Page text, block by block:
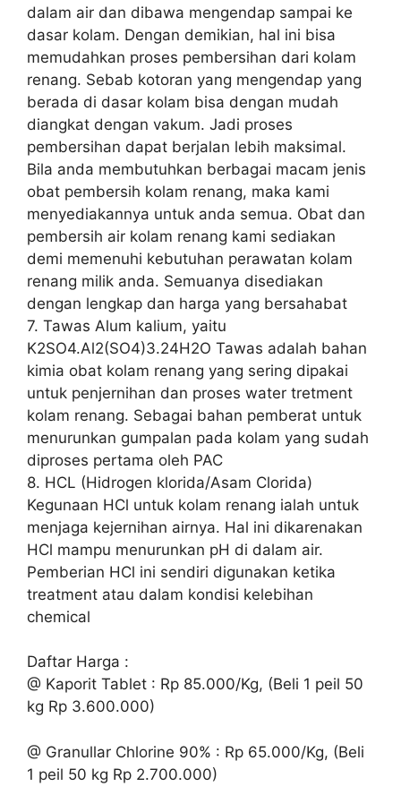
dalam air dan dibawa mengendap sampai ke
dasar kolam. Dengan demikian, hal ini bisa
memudahkan proses pembersihan dari kolam
renang. Sebab kotoran yang mengendap yang
berada di dasar kolam bisa dengan mudah
diangkat dengan vakum. Jadi proses
pembersihan dapat berjalan lebih maksimal.
Bila anda membutuhkan berbagai macam jenis
obat pembersih kolam renang, maka kami
menyediakannya untuk anda semua. Obat dan
pembersih air kolam renang kami sediakan
demi memenuhi kebutuhan perawatan kolam
renang milik anda. Semuanya disediakan
dengan lengkap dan harga yang bersahabat
7. Tawas Alum kalium, yaitu
K2SO4.Al2(SO4)3.24H2O Tawas adalah bahan
kimia obat kolam renang yang sering dipakai
untuk penjernihan dan proses water tretment
kolam renang. Sebagai bahan pemberat untuk
menurunkan gumpalan pada kolam yang sudah
diproses pertama oleh PAC
8. HCL (Hidrogen klorida/Asam Clorida)
Kegunaan HCl untuk kolam renang ialah untuk
menjaga kejernihan airnya. Hal ini dikarenakan
HCl mampu menurunkan pH di dalam air.
Pemberian HCl ini sendiri digunakan ketika
treatment atau dalam kondisi kelebihan
chemical
Daftar Harga :
@ Kaporit Tablet : Rp 85.000/Kg, (Beli 1 peil 50
kg Rp 3.600.000)
@ Granullar Chlorine 90% : Rp 65.000/Kg, (Beli
1 peil 50 kg Rp 2.700.000)